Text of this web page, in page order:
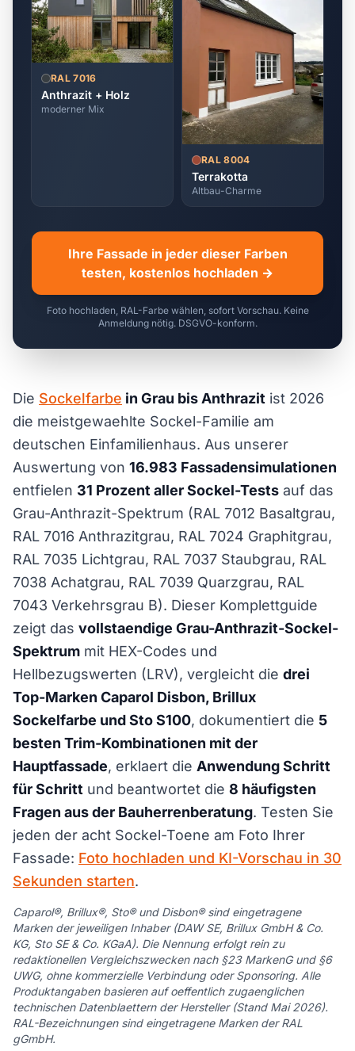
RAL 7016
Anthrazit + Holz
moderner Mix
RAL 8004
Terrakotta
Altbau-Charme
Ihre Fassade in jeder dieser Farben
testen, kostenlos hochladen →
Foto hochladen, RAL-Farbe wählen, sofort Vorschau. Keine
Anmeldung nötig. DSGVO-konform.
Die Sockelfarbe in Grau bis Anthrazit ist 2026
die meistgewaehlte Sockel-Familie am
deutschen Einfamilienhaus. Aus unserer
Auswertung von 16.983 Fassadensimulationen
entfielen 31 Prozent aller Sockel-Tests auf das
Grau-Anthrazit-Spektrum (RAL 7012 Basaltgrau,
RAL 7016 Anthrazitgrau, RAL 7024 Graphitgrau,
RAL 7035 Lichtgrau, RAL 7037 Staubgrau, RAL
7038 Achatgrau, RAL 7039 Quarzgrau, RAL
7043 Verkehrsgrau B). Dieser Komplettguide
zeigt das vollstaendige Grau-Anthrazit-Sockel-
Spektrum mit HEX-Codes und
Hellbezugswerten (LRV), vergleicht die drei
Top-Marken Caparol Disbon, Brillux
Sockelfarbe und Sto S100, dokumentiert die 5
besten Trim-Kombinationen mit der
Hauptfassade, erklaert die Anwendung Schritt
für Schritt und beantwortet die 8 häufigsten
Fragen aus der Bauherrenberatung. Testen Sie
jeden der acht Sockel-Toene am Foto Ihrer
Fassade: Foto hochladen und KI-Vorschau in 30
Sekunden starten.
Caparol®, Brillux®, Sto® und Disbon® sind eingetragene
Marken der jeweiligen Inhaber (DAW SE, Brillux GmbH & Co.
KG, Sto SE & Co. KGaA). Die Nennung erfolgt rein zu
redaktionellen Vergleichszwecken nach §23 MarkenG und §6
UWG, ohne kommerzielle Verbindung oder Sponsoring. Alle
Produktangaben basieren auf oeffentlich zugaenglichen
technischen Datenblaettern der Hersteller (Stand Mai 2026).
RAL-Bezeichnungen sind eingetragene Marken der RAL
gGmbH.